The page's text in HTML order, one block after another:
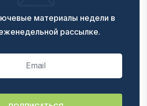
материалы недели в
рассылке.